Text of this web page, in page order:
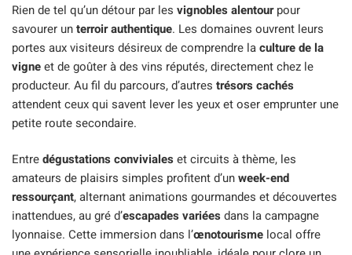
Rien de tel qu’un détour par les vignobles alentourpour
savourer unterroir authentique. Les domaines ouvrent leurs
portes aux visiteurs désireux de comprendre laculture de la
vigneet de goûter à des vins réputés, directement chez le
producteur. Au fil du parcours, d’autres trésors cachés
attendent ceux qui savent lever les yeux et oser emprunter une
petite route secondaire.
Entredégustations convivialeset circuits à thème, les
amateurs de plaisirs simples profitent d’unweek-end
ressourçant, alternant animations gourmandes et découvertes
inattendues, au gré d’escapades variéesdans la campagne
lyonnaise. Cette immersion dans l’œnotourisme local offre